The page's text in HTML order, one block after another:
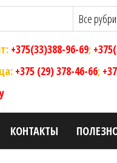
+375(33)388-96-69;
+375 (29) 378-46-66;
КОНТАКТЫ